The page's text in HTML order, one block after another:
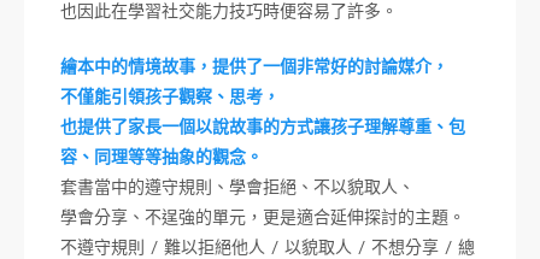
也因此在學習社交能力技巧時便容易了許多。
繪本中的情境故事，提供了一個非常好的討論媒介，
不僅能引領孩子觀察、思考，
也提供了家長一個以說故事的方式讓孩子理解尊重、包
容、同理等等抽象的觀念。
套書當中的遵守規則、學會拒絕、不以貌取人、
學會分享、不逞強的單元，更是適合延伸探討的主題。
不遵守規則 / 難以拒絕他人 / 以貌取人 / 不想分享 / 總